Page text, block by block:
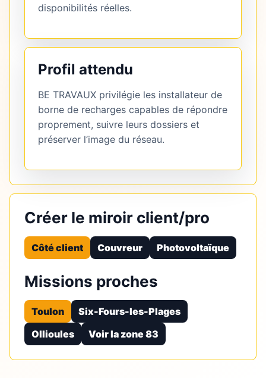
disponibilités réelles.
Profil attendu
BE TRAVAUX privilégie les installateur de
borne de recharges capables de répondre
proprement, suivre leurs dossiers et
préserver l’image du réseau.
Créer le miroir client/pro
Côté client Couvreur Photovoltaïque
Missions proches
Toulon
Six-Fours-les-Plages
Ollioules
Voir la zone 83